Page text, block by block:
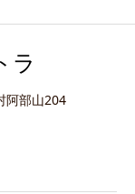
ラ
阿部山204